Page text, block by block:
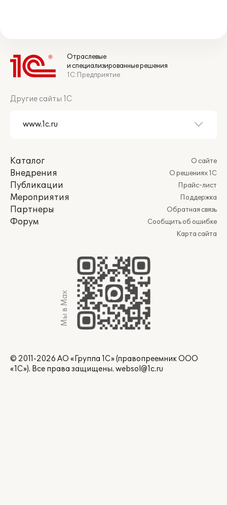
Отраслевые
и специализированные решения
1С:Предприятие
Другие сайты 1С
Каталог
Внедрения
Публикации
Мероприятия
Партнеры
Форум
О сайте
О решениях 1С
Прайс-лист
Поддержка
Обратная связь
Сообщить об ошибке
Карта сайта
Мы в Max
© 2011-2026 АО «Группа 1С» (правопреемник ООО
«1С»). Все права защищены. websol@1c.ru